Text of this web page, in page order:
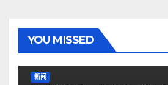
YOU MISSED
新闻